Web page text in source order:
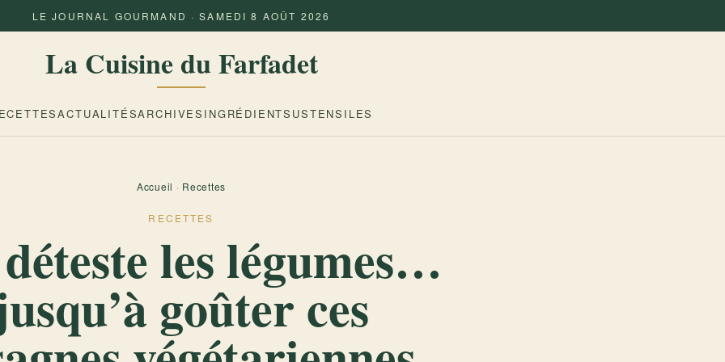
LE JOURNAL GOURMAND · SAMEDI 8 AOÛT 2026
La Cuisine du Farfadet
ACTUALITÉSARCHIVES INGRÉDIENTS USTENSILES
Accueil · Recettes
RECETTES
les légumes…
goûter ces